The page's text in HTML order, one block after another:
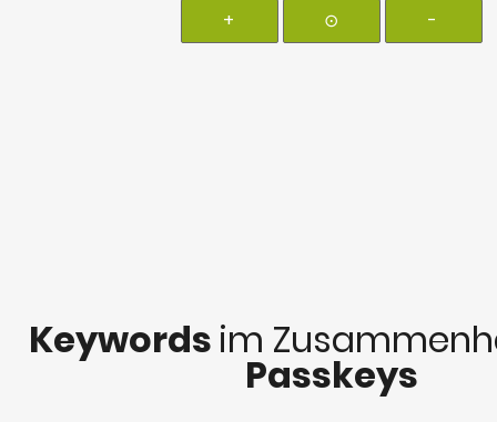
+ ⊙ -
Keywords im
Passkeys